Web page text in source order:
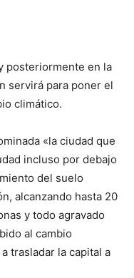
posteriormente en la
servirá para poner el
climático.
«la ciudad que
incluso por debajo
del suelo
alcanzando hasta 20
y todo agravado
al cambio
trasladar la capital a